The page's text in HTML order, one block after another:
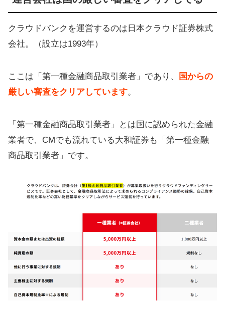
クラウドバンクを運営するのは日本クラウド証券株式
会社。（設立は1993年）
ここは「第一種金融商品取引業者」であり、
国からの
厳しい審査をクリアしています。
「第一種金融商品取引業者」とは国に認められた金融
業者で、CMでも流れている大和証券も「第一種金融
商品取引業者」です。